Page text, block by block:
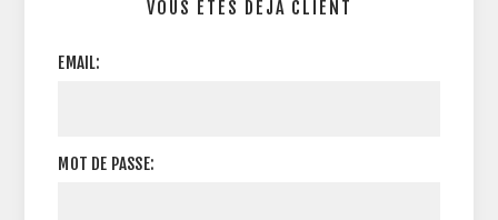
VOUS ÊTES DÉJÀ CLIENT
EMAIL:
MOT DE PASSE: